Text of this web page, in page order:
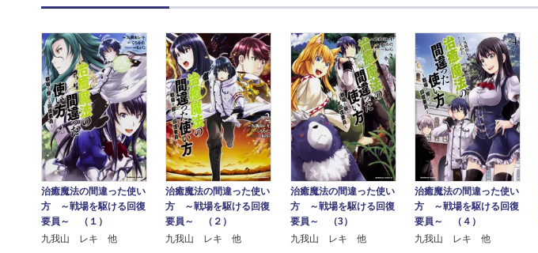
治癒魔法の間違った使い
方 ～戦場を駆ける回復
要員～ （１）
九我山 レキ 他
治癒魔法の間違った使い
方 ～戦場を駆ける回復
要員～ （２）
九我山 レキ 他
治癒魔法の間違った使い
方 ～戦場を駆ける回復
要員～ （3）
九我山 レキ 他
治癒魔法の間違った使い
方 ～戦場を駆ける回復
要員～ （４）
九我山 レキ 他